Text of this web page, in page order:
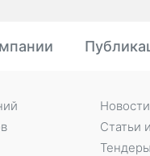
Статьи
Тендеры